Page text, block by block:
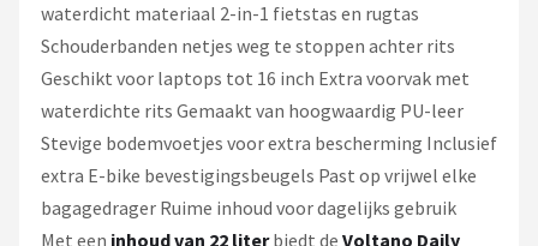
waterdicht materiaal 2-in-1 fietstas en rugtas
Schouderbanden netjes weg te stoppen achter rits
Geschikt voor laptops tot 16 inch Extra voorvak met
waterdichte rits Gemaakt van hoogwaardig PU-leer
Stevige bodemvoetjes voor extra bescherming Inclusief
extra E-bike bevestigingsbeugels Past op vrijwel elke
bagagedrager Ruime inhoud voor dagelijks gebruik
Met een inhoud van 22 literbiedt de Voltano Daily